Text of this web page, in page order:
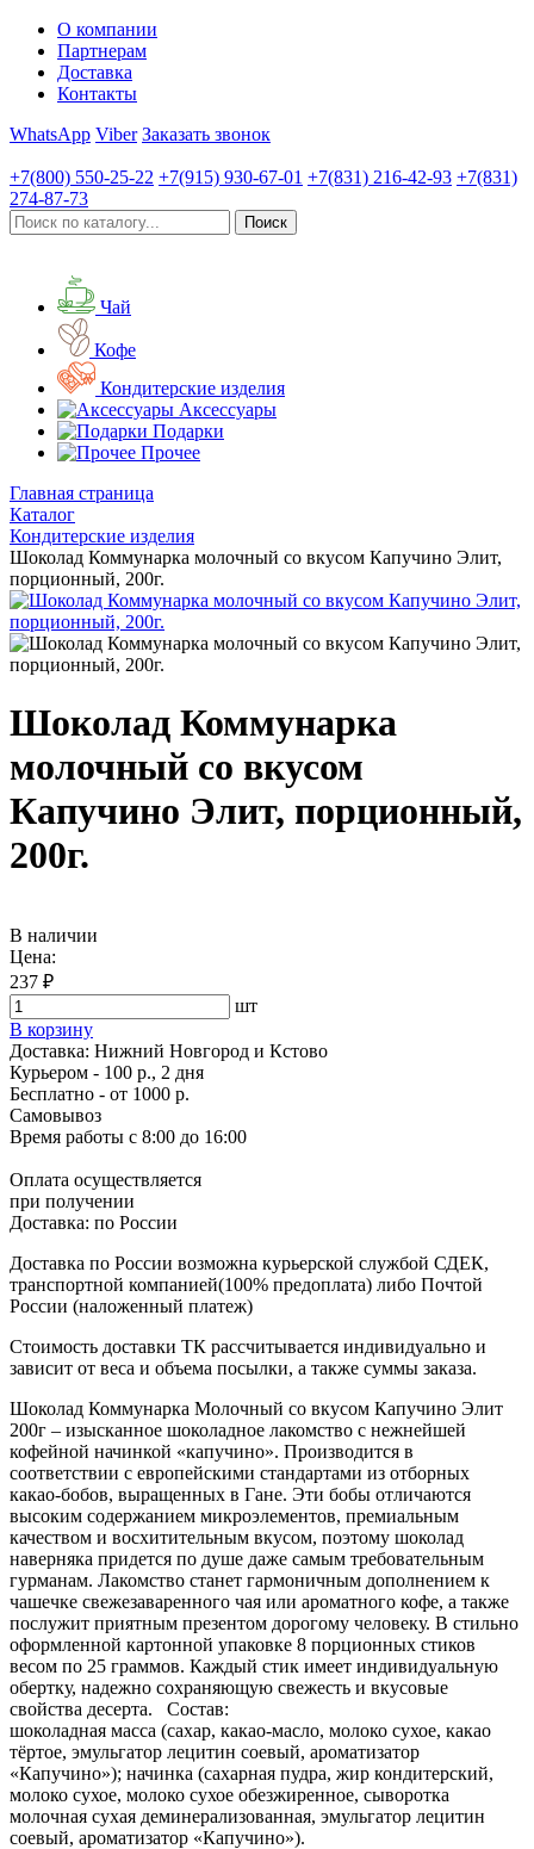
О компании
Партнерам
Доставка
Контакты
WhatsApp Viber Заказать звонок
+7(800) 550-25-22 +7(915) 930-67-01 +7(831) 216-42-93 +7(831)
274-87-73
Чай
Кофе
Кондитерские изделия
Аксессуары
Подарки
Прочее
Главная страница
Каталог
Кондитерские изделия
Шоколад Коммунарка молочный со вкусом Капучино Элит,
порционный, 200г.
Шоколад Коммунарка
молочный со вкусом
Капучино Элит, порционный,
200г.
В наличии
Цена:
237 ₽
шт
В корзину
Доставка: Нижний Новгород и Кстово
Курьером - 100 р., 2 дня
Бесплатно - от 1000 р.
Самовывоз
Время работы с 8:00 до 16:00
Оплата осуществляется
при получении
Доставка: по России
Доставка по России возможна курьерской службой СДЕК,
транспортной компанией(100% предоплата) либо Почтой
России (наложенный платеж)
Стоимость доставки ТК рассчитывается индивидуально и
зависит от веса и объема посылки, а также суммы заказа.
Шоколад Коммунарка Молочный со вкусом Капучино Элит
200г – изысканное шоколадное лакомство с нежнейшей
кофейной начинкой «капучино». Производится в
соответствии с европейскими стандартами из отборных
какао-бобов, выращенных в Гане. Эти бобы отличаются
высоким содержанием микроэлементов, премиальным
качеством и восхитительным вкусом, поэтому шоколад
наверняка придется по душе даже самым требовательным
гурманам. Лакомство станет гармоничным дополнением к
чашечке свежезаваренного чая или ароматного кофе, а также
послужит приятным презентом дорогому человеку. В стильно
оформленной картонной упаковке 8 порционных стиков
весом по 25 граммов. Каждый стик имеет индивидуальную
обертку, надежно сохраняющую свежесть и вкусовые
свойства десерта. Состав:
шоколадная масса (сахар, какао-масло, молоко сухое, какао
тёртое, эмульгатор лецитин соевый, ароматизатор
«Капучино»); начинка (сахарная пудра, жир кондитерский,
молоко сухое, молоко сухое обезжиренное, сыворотка
молочная сухая деминерализованная, эмульгатор лецитин
соевый, ароматизатор «Капучино»).